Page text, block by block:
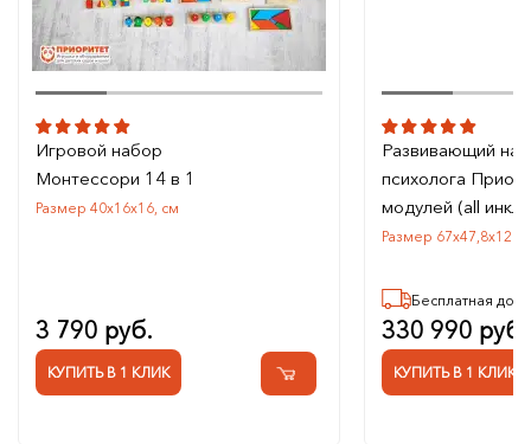
Игровой набор
Монтессори 14 в 1
Размер 40х16х16, см
3 790 руб.
КУПИТЬ В 1 КЛИК
Развивающий
психолога
модулей (all
Размер 67х47,8х120,
Бесплатная
330 990 руб.
КУПИТЬ В 1 КЛИК